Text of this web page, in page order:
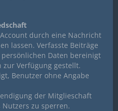
durch eine Nachricht
lassen. Verfasste Beiträge
Daten bereinigt
Verfügung gestellt.
Benutzer ohne Angabe
der Mitglieschaft
zu sperren.